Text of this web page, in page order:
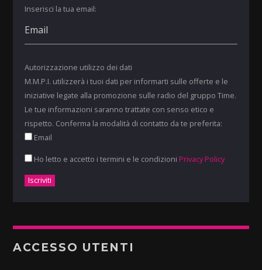
Inserisci la tua email:
Autorizzazione utilizzo dei dati
M.M.P.I. utilizzerà i tuoi dati per informarti sulle offerte e le
iniziative legate alla promozione sulle radio del gruppo Time.
Le tue informazioni saranno trattate con senso etico e
rispetto. Conferma la modalità di contatto da te preferita:
Email
Ho letto e accetto i termini e le condizioni Privacy Policy
ACCESSO UTENTI